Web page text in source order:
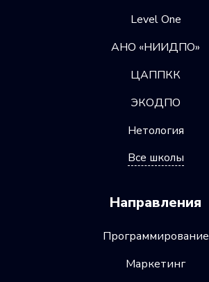
Level One
АНО «НИИДПО»
ЦАППКК
ЭКОДПО
Нетология
Все школы
Направления
Программирование
Маркетинг